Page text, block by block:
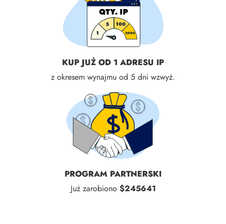
KUP JUŻ OD 1 ADRESU IP
z okresem wynajmu od 5 dni wzwyż.
PROGRAM PARTNERSKI
Już zarobiono $245641